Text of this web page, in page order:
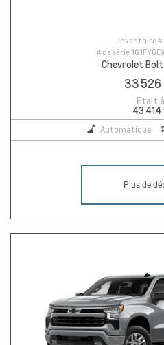
Inventaire #
# de série
Chevrolet Bolt
33 526
Etait à
43 414
Automatique
Plus de